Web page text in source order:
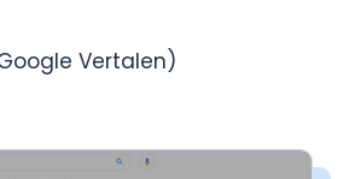
Vertalen)